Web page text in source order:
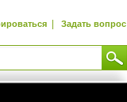
| Задать вопрос